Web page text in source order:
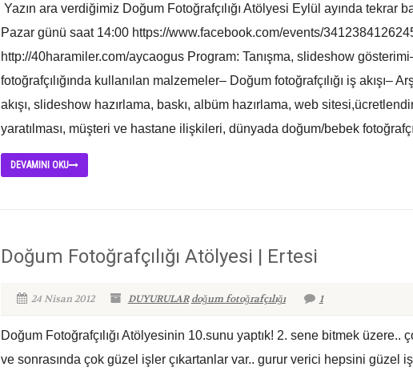
Yazın ara verdiğimiz Doğum Fotoğrafçılığı Atölyesi Eylül ayında tekrar
Pazar günü saat 14:00 https://www.facebook.com/events/
http://40haramiler.com/aycaogus Program: Tanışma, slideshow
fotoğrafçılığında kullanılan malzemeler– Doğum fotoğrafçılığı iş akışı–
akışı, slideshow hazırlama, baskı, albüm hazırlama, web
yaratılması, müşteri ve hastane ilişkileri, dünyada doğum/bebek
DEVAMINI OKU
Doğum Fotoğrafçılığı Atölyesi | Ertesi
24 Nisan 2012 DUYURULAR doğum fotoğrafçılığı 1
Doğum Fotoğrafçılığı Atölyesinin 10.sunu yaptık! 2. sene bitmek üzere..
ve sonrasında çok güzel işler çıkartanlar var.. gurur verici hepsini güzel